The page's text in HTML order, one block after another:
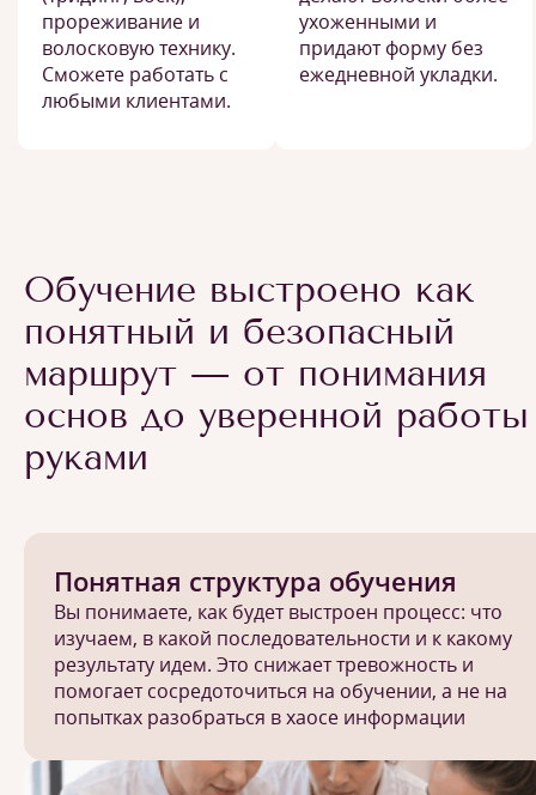
прореживание и
волосковую технику.
Сможете работать с
любыми клиентами.
ухоженными и
придают форму без
ежедневной укладки.
Обучение выстроено как
понятный и безопасный
маршрут — от понимания
основ до уверенной работы
руками
Понятная структура обучения
Вы понимаете, как будет выстроен процесс: что
изучаем, в какой последовательности и к какому
результату идем. Это снижает тревожность и
помогает сосредоточиться на обучении, а не на
попытках разобраться в хаосе информации